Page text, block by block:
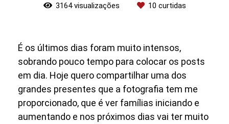
3164visualizações 10 curtidas
É os últimos dias foram muito intensos,
sobrando pouco tempo para colocar os posts
em dia. Hoje quero compartilhar uma dos
grandes presentes que a fotografia tem me
proporcionado, que é ver famílias iniciando e
aumentando e nos próximos dias vai ter muito